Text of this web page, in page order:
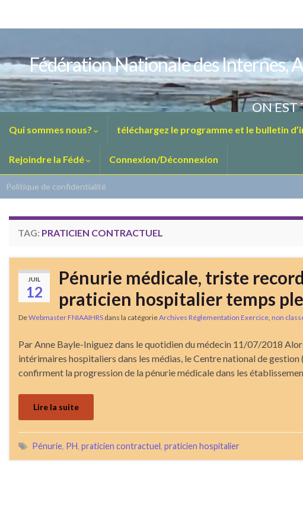
Fédération Nationale des Internes,
ON EST
Qui sommes nous? téléchargez le programme et le bulletin
Rejoindre la Fédé Connexion/Déconnexion
Politique de confidentialité
TAG: PRATICIEN CONTRACTUEL
JUIL
12
Pénurie médicale, triste
praticien hospitalier temps
DeWebmaster FNIAAIHRS dans la catégorieArchives Réglementation Exercice non
Par Anne Bayle-Iniguez dans le quotidien du médecin 11/07/2018
intérimaires hospitaliers dans les médias, le Centre national de
confirment la progression de la pénurie médicale dans les
Lire la suite
Pénurie, PH, praticien contractuel, praticien hospitalier